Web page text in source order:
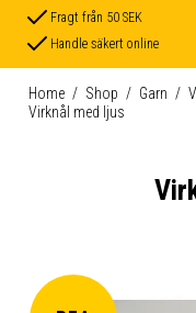
Fragt från 50 SEK
Handle säkert online
Home / Shop / Garn /
Virknål med ljus